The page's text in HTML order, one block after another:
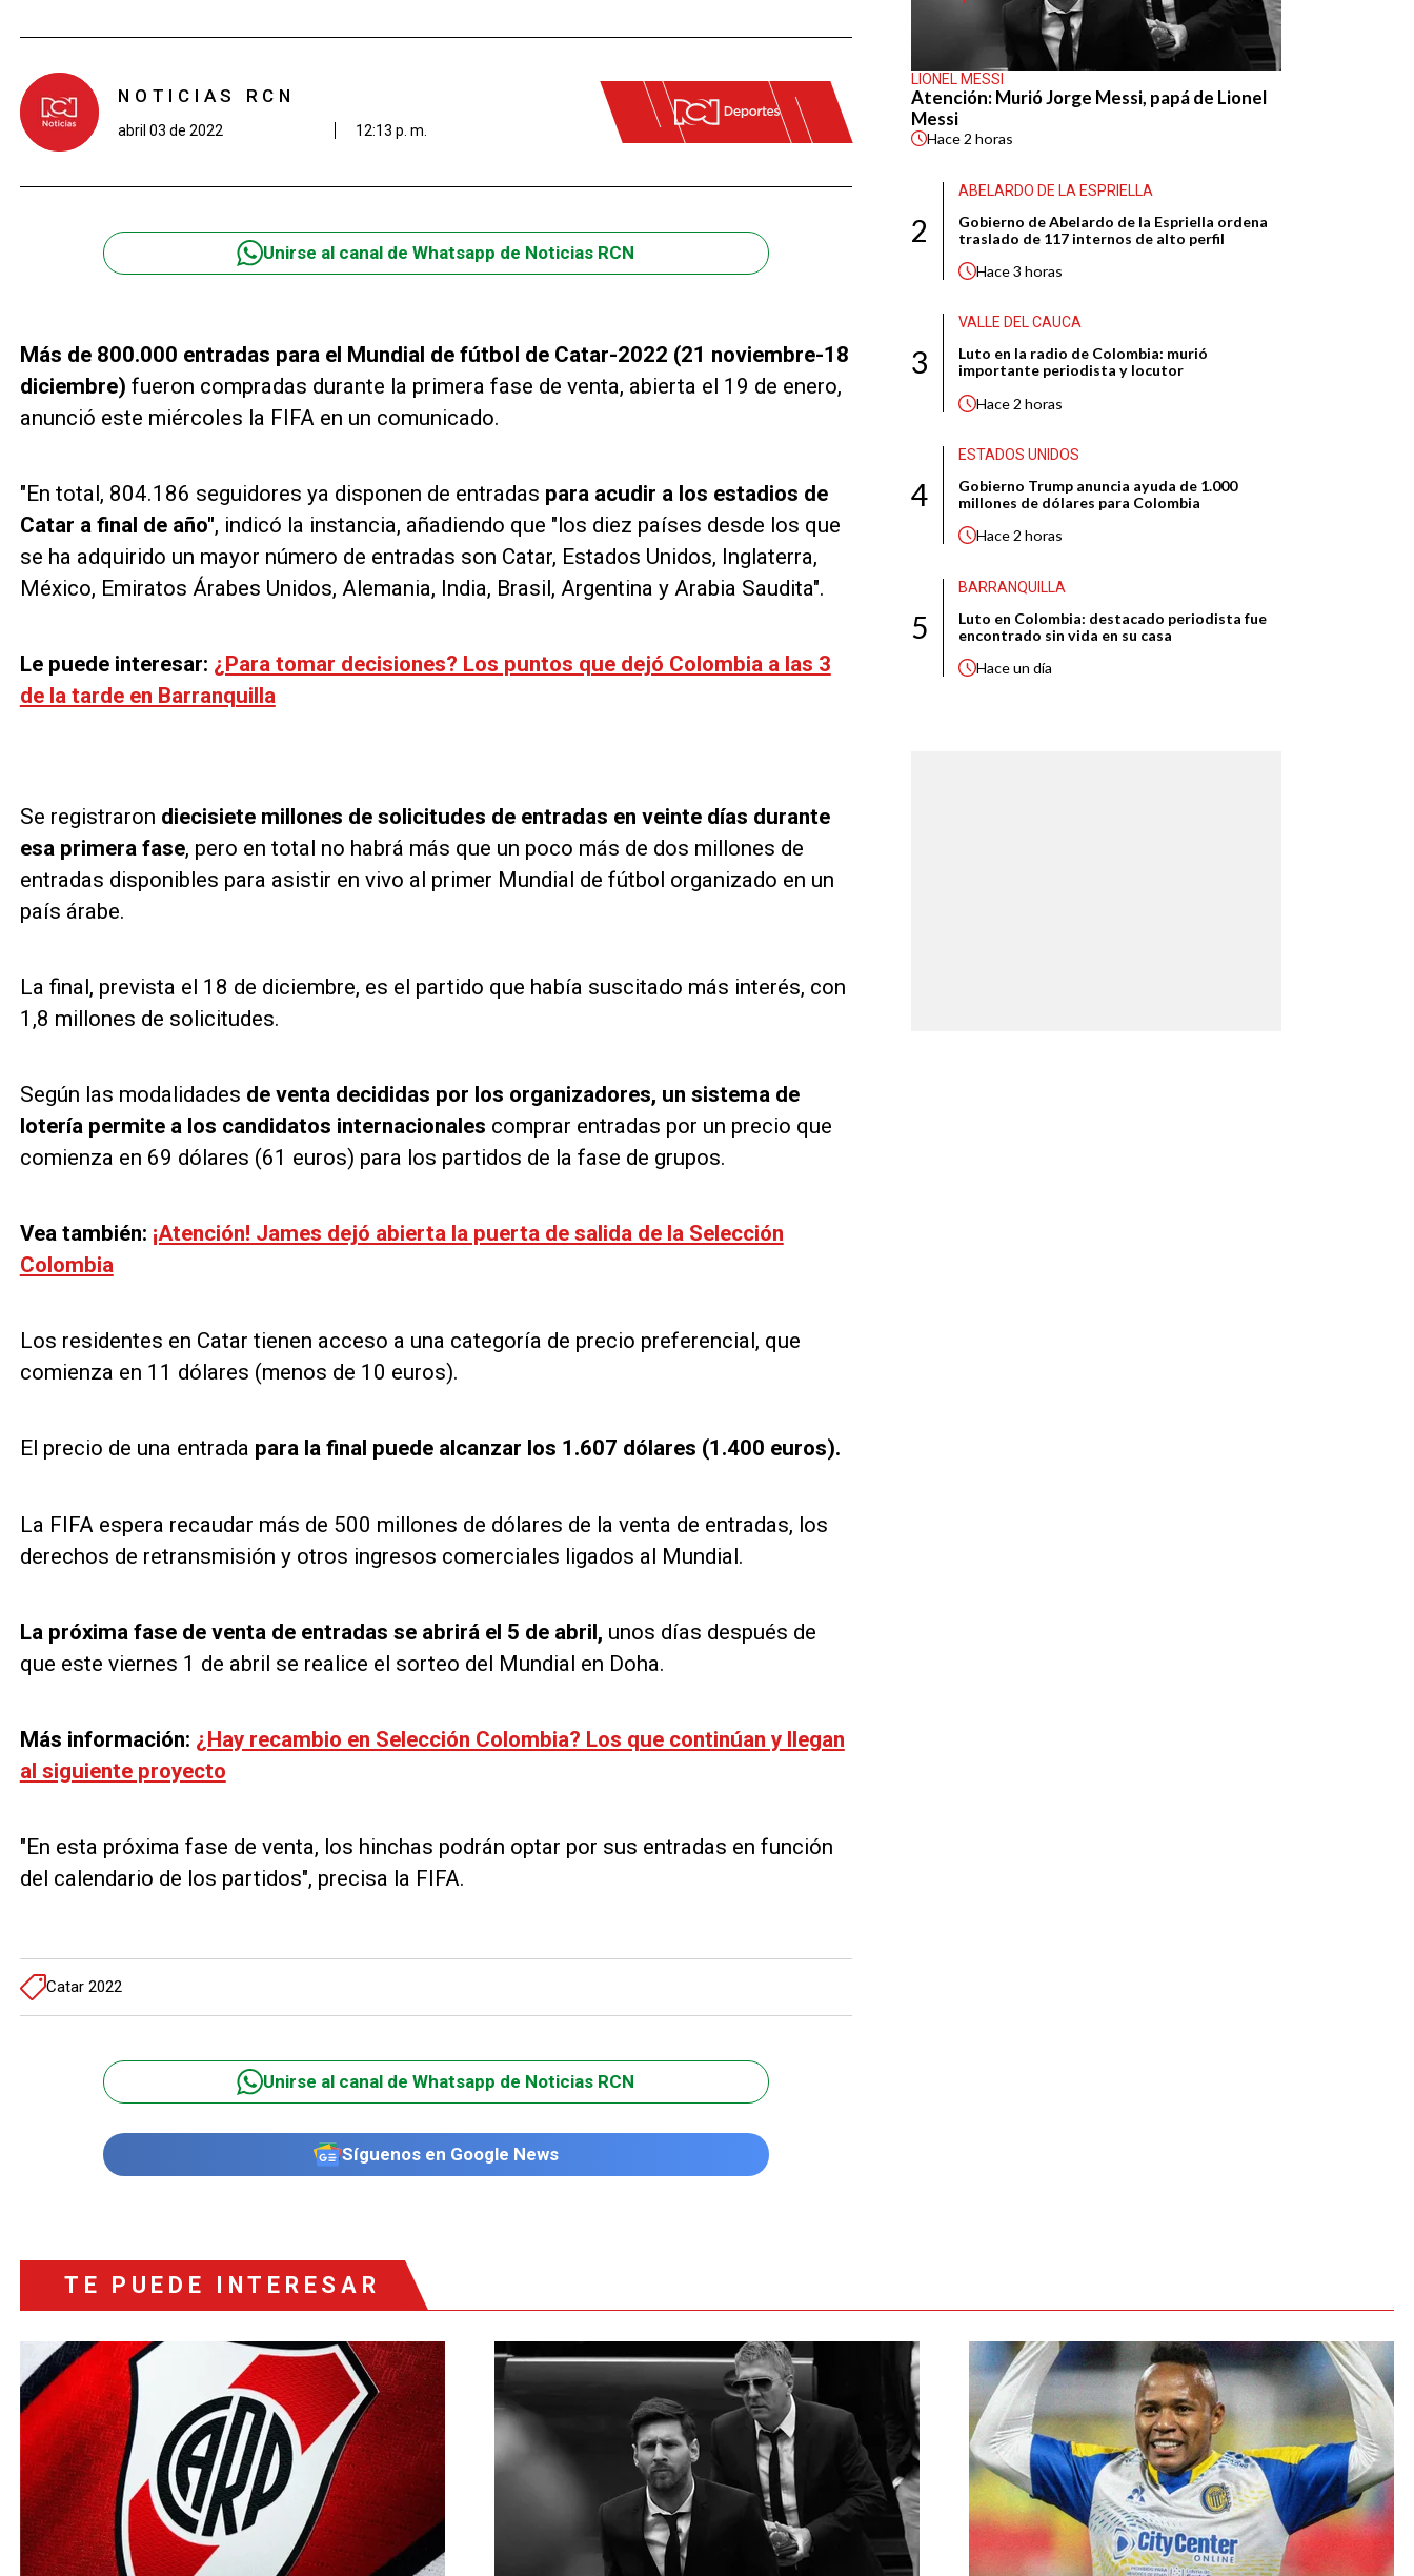
NOTICIAS RCN
abril 03 de 2022 12:13 p. m.
Unirse al canal de Whatsapp de Noticias RCN
Más de 800.000 entradas para el Mundial de fútbol de Catar-2022 (21 noviembre-18
diciembre) fueron compradas durante la primera fase de venta, abierta el 19 de enero,
anunció este miércoles la FIFA en un comunicado.
"En total, 804.186 seguidores ya disponen de entradas para acudir a los estadios de
Catar a final de año", indicó la instancia, añadiendo que "los diez países desde los que
se ha adquirido un mayor número de entradas son Catar, Estados Unidos, Inglaterra,
México, Emiratos Árabes Unidos, Alemania, India, Brasil, Argentina y Arabia Saudita".
Le puede interesar: ¿Para tomar decisiones? Los puntos que dejó Colombia a las 3
de la tarde en Barranquilla
Se registraron diecisiete millones de solicitudes de entradas en veinte días durante
esa primera fase, pero en total no habrá más que un poco más de dos millones de
entradas disponibles para asistir en vivo al primer Mundial de fútbol organizado en un
país árabe.
La final, prevista el 18 de diciembre, es el partido que había suscitado más interés, con
1,8 millones de solicitudes.
Según las modalidades de venta decididas por los organizadores, un sistema de
lotería permite a los candidatos internacionales comprar entradas por un precio que
comienza en 69 dólares (61 euros) para los partidos de la fase de grupos.
Vea también: ¡Atención! James dejó abierta la puerta de salida de la Selección
Colombia
Los residentes en Catar tienen acceso a una categoría de precio preferencial, que
comienza en 11 dólares (menos de 10 euros).
El precio de una entrada para la final puede alcanzar los 1.607 dólares (1.400 euros).
La FIFA espera recaudar más de 500 millones de dólares de la venta de entradas, los
derechos de retransmisión y otros ingresos comerciales ligados al Mundial.
La próxima fase de venta de entradas se abrirá el 5 de abril, unos días después de
que este viernes 1 de abril se realice el sorteo del Mundial en Doha.
Más información: ¿Hay recambio en Selección Colombia? Los que continúan y llegan
al siguiente proyecto
"En esta próxima fase de venta, los hinchas podrán optar por sus entradas en función
del calendario de los partidos", precisa la FIFA.
Catar 2022
Unirse al canal de Whatsapp de Noticias RCN
Síguenos en Google News
LIONEL MESSI
Atención: Murió Jorge Messi, papá de Lionel
Messi
Hace2 horas
2
ABELARDO DE LA ESPRIELLA
Gobierno de Abelardo de la Espriella ordena
traslado de 117 internos de alto perfil
Hace3 horas
3
VALLE DEL CAUCA
Luto en la radio de Colombia: murió
importante periodista y locutor
Hace2 horas
4
ESTADOS UNIDOS
Gobierno Trump anuncia ayuda de 1.000
millones de dólares para Colombia
Hace2 horas
5
BARRANQUILLA
Luto en Colombia: destacado periodista fue
encontrado sin vida en su casa
Haceun día
TE PUEDE INTERESAR